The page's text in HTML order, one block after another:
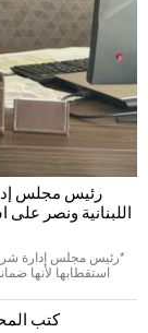
اللبنانية ونصر على
كتب